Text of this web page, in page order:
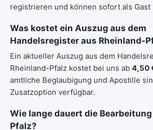
registrieren und können sofort als Gast
Was kostet ein Auszug aus dem
Handelsregister aus Rheinland-
Ein aktueller Auszug aus dem
Rheinland-Pfalz kostet bei uns ab 4,50
amtliche Beglaubigung und Apostille
Zusatzoption verfügbar.
Wie lange dauert die
Pfalz?